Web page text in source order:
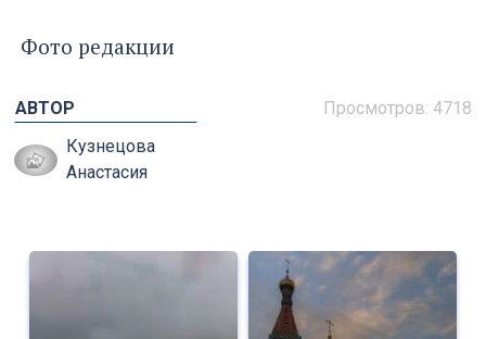
Фото редакции
Просмотров: 4718
АВТОР
Кузнецова
Анастасия